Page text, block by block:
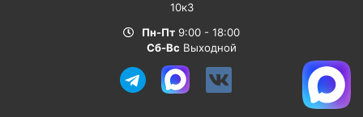
10к3
Пн-Пт 9:00 - 18:00
Сб-Вс Выходной